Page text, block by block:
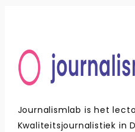
Journalismlab is het
Kwaliteitsjournalistiek in